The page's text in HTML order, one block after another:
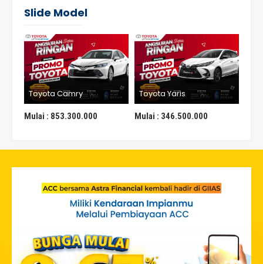
Slide Model
Toyota Camry
Mulai : 853.300.000
Toyota Yaris
Mulai : 346.500.000